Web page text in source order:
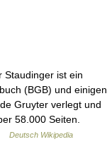
ist ein
(BGB) und einigen
Gruyter verlegt und
58.000 Seiten.
Deutsch Wikipedia